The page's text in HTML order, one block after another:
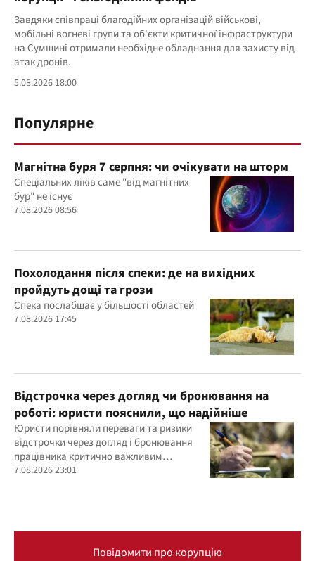
Завдяки співпраці благодійних організацій військові,
мобільні вогневі групи та об'єкти критичної інфраструктури
на Сумщині отримали необхідне обладнання для захисту від
атак дронів.
5.08.2026 18:00
Популярне
Магнітна буря 7 серпня: чи очікувати на шторм
Спеціальних ліків саме "від магнітних
бур" не існує
7.08.2026 08:56
Похолодання після спеки: де на вихідних
пройдуть дощі та грози
Спека послабшає у більшості областей
7.08.2026 17:45
Відстрочка через догляд чи бронювання на
роботі: юристи пояснили, що надійніше
Юристи порівняли переваги та ризики
відстрочки через догляд і бронювання
працівника критично важливим
підприємством
7.08.2026 23:01
Повідомити про корупцію